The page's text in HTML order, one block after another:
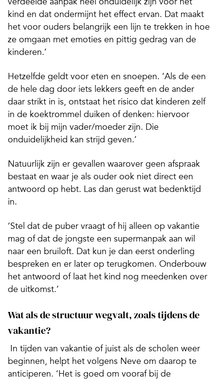
kind en dat ondermijnt het effect ervan. Dat maakt
het voor ouders belangrijk een lijn te trekken in hoe
ze omgaan met emoties en pittig gedrag van de
kinderen.’
Hetzelfde geldt voor eten en snoepen. ‘Als de een
de hele dag door iets lekkers geeft en de ander
daar strikt in is, ontstaat het risico dat kinderen zelf
in de koektrommel duiken of denken: hiervoor
moet ik bij mijn vader/moeder zijn. Die
onduidelijkheid kan strijd geven.’
Natuurlijk zijn er gevallen waarover geen afspraak
bestaat en waar je als ouder ook niet direct een
antwoord op hebt. Las dan gerust wat bedenktijd
in.
‘Stel dat de puber vraagt of hij alleen op vakantie
mag of dat de jongste een supermanpak aan wil
naar een bruiloft. Dat kun je dan eerst onderling
bespreken en er later op terugkomen. Onderbouw
het antwoord of laat het kind nog meedenken over
de uitkomst.’
Wat als de structuur wegvalt, zoals tijdens de
vakantie?
In tijden van vakantie of juist als de scholen weer
beginnen, helpt het volgens Neve om daarop te
anticiperen. ‘Het is goed om vooraf bij de